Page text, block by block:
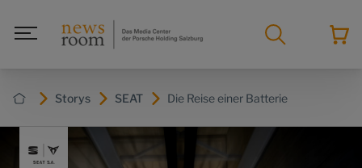
Storys SEAT Die Reise einer Batterie